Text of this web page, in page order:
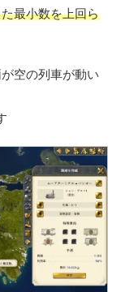
最小数を上回ら
空の列車が動い